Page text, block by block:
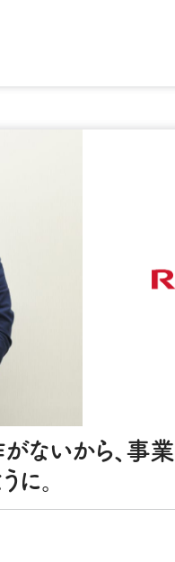
ないから、事
に。